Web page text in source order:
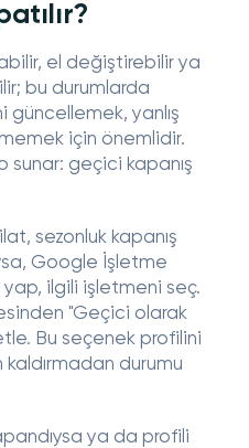
el değiştirebilir ya
bu durumlarda
yanlış
için önemlidir.
sunar: geçici kapanış
sezonluk kapanış
Google İşletme
ilgili işletmeni seç.
"Geçici olarak
Bu seçenek profilini
durumu
ya da profili